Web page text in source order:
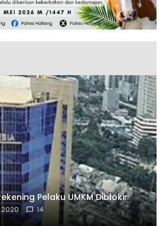
Pelaku UMKM Diblokir
2020 14